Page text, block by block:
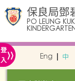
保良局鄧
PO LEUNG
登
入» Eng 中